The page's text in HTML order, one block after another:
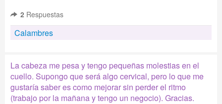
2 Respuestas
Calambres
La cabeza me pesa y tengo pequeñas molestias en el
cuello. Supongo que será algo cervical, pero lo que me
gustaría saber es como mejorar sin perder el ritmo
(trabajo por la mañana y tengo un negocio). Gracias.